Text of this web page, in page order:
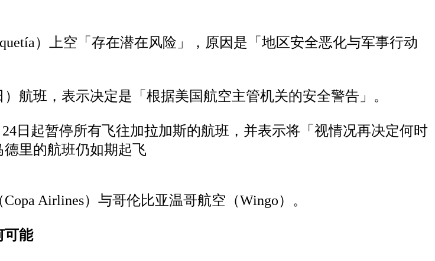
）上空「存在潜在风险」，原因是「地区安全恶化与军事行动
航班，表示决定是「根据美国航空主管机关的安全警告」。
日起暂停所有飞往加拉加斯的航班，并表示将「视情况再决定何时
里的航班仍如期起飞
Airlines）与哥伦比亚温哥航空（Wingo）。
可能